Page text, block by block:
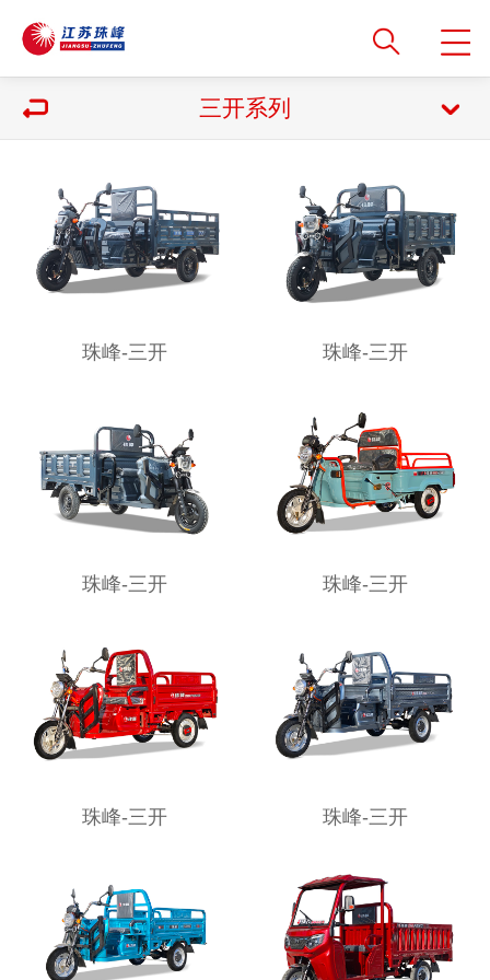
三开系列
珠峰-三开 珠峰-三开
珠峰-三开 珠峰-三开
珠峰-三开 珠峰-三开